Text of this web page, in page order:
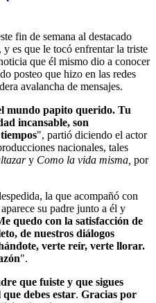
fin de semana al destacado
, y es que le tocó enfrentar la triste
que él mismo dio a conocer
posteo que hizo en las redes
avalancha de mensajes.
mundo papito querido. Tu
incansable, son
", partió diciendo el actor
nacionales, tales
y Como la vida misma, por
la que acompañó con
su padre junto a él y
quedo con la satisfacción de
de nuestros diálogos
verte reír, verte llorar.
".
que fuiste y que sigues
debes estar. Gracias por